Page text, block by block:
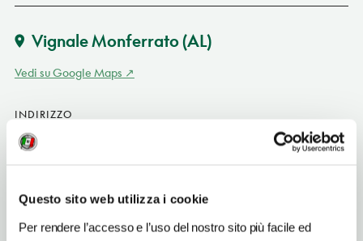
Questo sito web utilizza i cookie
Per rendere l’accesso e l’uso del nostro sito più facile ed
Vignale Monferrato(AL)
Vedi su Google Maps
INDIRIZZO
strada comunale Pomera 1 - 15049
Vignale Monferrato (AL)
SITO WEB
www.lapomera.it